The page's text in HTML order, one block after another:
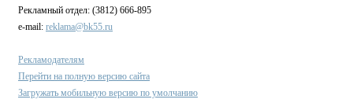
Рекламный отдел: (3812) 666-895
e-mail: reklama@bk55.ru
Рекламодателям
Перейти на полную версию сайта
Загружать мобильную версию по умолчанию